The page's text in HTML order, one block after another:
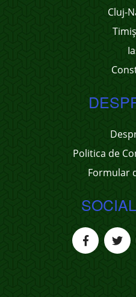
Cluj-
Politica de
Formular